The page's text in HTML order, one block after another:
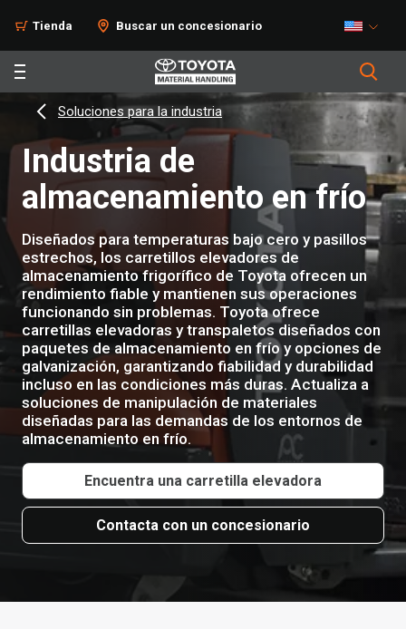
Tienda Buscar un concesionario
Soluciones para la industria
Industria de
almacenamiento en frío
Diseñados para temperaturas bajo cero y pasillos
estrechos, los carretillos elevadores de
almacenamiento frigorífico de Toyota ofrecen un
rendimiento fiable y mantienen sus operaciones
funcionando sin problemas. Toyota ofrece
carretillas elevadoras y transpaletos diseñados con
paquetes de almacenamiento en frío y opciones de
galvanización, garantizando fiabilidad y durabilidad
incluso en las condiciones más duras. Actualiza a
soluciones de manipulación de materiales
diseñadas para las demandas de los entornos de
almacenamiento en frío.
Encuentra una carretilla elevadora
Contacta con un concesionario